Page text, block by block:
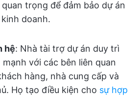
trọng để đảm bảo dự án
doanh.
hệ: Nhà tài trợ dự án duy trì
với các bên liên quan
hàng, nhà cung cấp và
Họ tạo điều kiện cho sự hợp